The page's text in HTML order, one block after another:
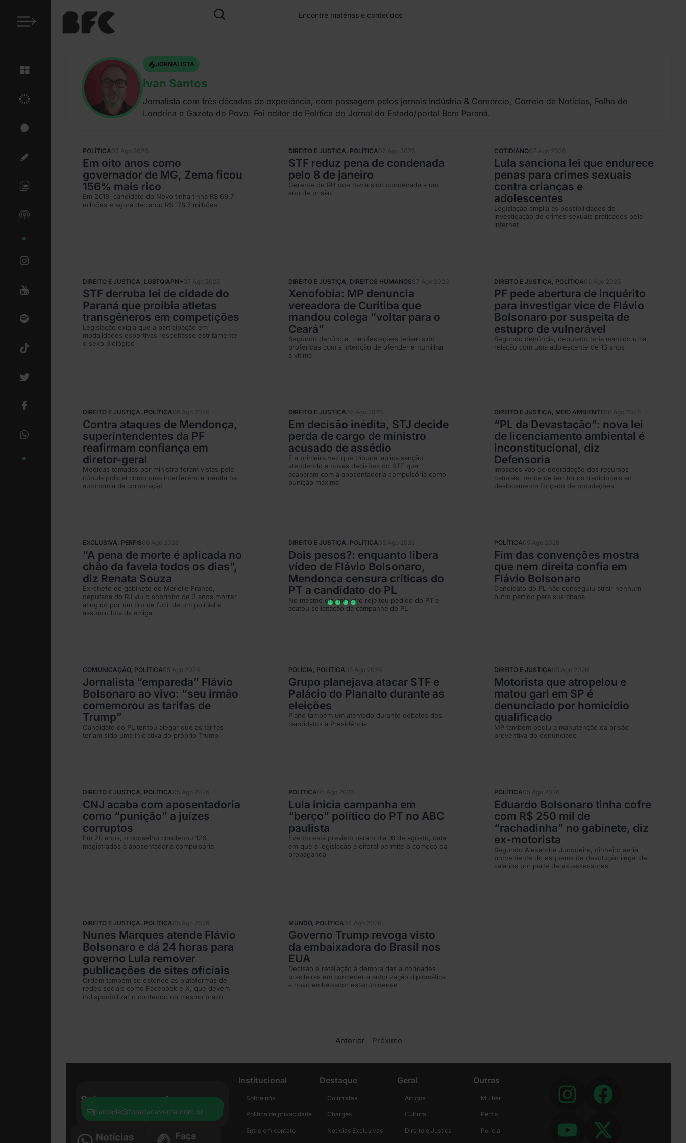
JORNALISTA
Ivan Santos
Jornalista com três décadas de experiência, com passagem pelos jornais Indústria & Comércio, Correio de Notícias, Folha de
Londrina e Gazeta do Povo. Foi editor de Política do Jornal do Estado/portal Bem Paraná.
POLÍTICA07 Ago 2026
Em oito anos como
governador de MG, Zema ficou
156% mais rico
Em 2018, candidato do Novo tinha tinha R$ 69,7
milhões e agora declarou R$ 178,7 milhões
DIREITO E JUSTIÇA, POLÍTICA07 Ago 2026
STF reduz pena de condenada
pelo 8 de janeiro
Gerente de RH que havia sido condenada a um
ano de prisão
COTIDIANO07 Ago 2026
Lula sanciona lei que endurece
penas para crimes sexuais
contra crianças e
adolescentes
Legislação amplia as possibilidades de
investigação de crimes sexuais praticados pela
internet
DIREITO E JUSTIÇA, LGBTQIAPN+07 Ago 2026
STF derruba lei de cidade do
Paraná que proibia atletas
transgêneros em competições
Legislação exigia que a participação em
modalidades esportivas respeitasse estritamente
o sexo biológico
DIREITO E JUSTIÇA, DIREITOS HUMANOS07 Ago 2026
Xenofobia: MP denuncia
vereadora de Curitiba que
mandou colega “voltar para o
Ceará”
Segundo denúncia, manifestações teriam sido
proferidas com a intenção de ofender e humilhar
a vítima
DIREITO E JUSTIÇA, POLÍTICA06 Ago 2026
PF pede abertura de inquérito
para investigar vice de Flávio
Bolsonaro por suspeita de
estupro de vulnerável
Segundo denúncia, deputado teria mantido uma
relação com uma adolescente de 13 anos
DIREITO E JUSTIÇA, POLÍTICA06 Ago 2026
Contra ataques de Mendonça,
superintendentes da PF
reafirmam confiança em
diretor-geral
Medidas tomadas por ministro foram vistas pela
cúpula policial como uma interferência inédita na
autonomia da corporação
DIREITO E JUSTIÇA06 Ago 2026
Em decisão inédita, STJ decide
perda de cargo de ministro
acusado de assédio
É a primeira vez que tribunal aplica sanção
atendendo a novas decisões do STF que
acabaram com a aposentadoria compulsória como
punição máxima
DIREITO E JUSTIÇA, MEIO AMBIENTE06 Ago 2026
“PL da Devastação”: nova lei
de licenciamento ambiental é
inconstitucional, diz
Defensoria
Impactos vão de degradação dos recursos
naturais, perda de territórios tradicionais ao
deslocamento forçado de populações
EXCLUSIVA, PERFIS06 Ago 2026
“A pena de morte é aplicada no
chão da favela todos os dias”,
diz Renata Souza
Ex-chefe de gabinete de Marielle Franco,
deputada do RJ viu o sobrinho de 3 anos morrer
atingido por um tiro de fuzil de um policial e
assumiu luta da amiga
DIREITO E JUSTIÇA, POLÍTICA05 Ago 2026
Dois pesos?: enquanto libera
vídeo de Flávio Bolsonaro,
Mendonça censura críticas do
PT a candidato do PL
No mesmo dia, ministro rejeitou pedido do PT e
acatou solicitação da campanha do PL
POLÍTICA05 Ago 2026
Fim das convenções mostra
que nem direita confia em
Flávio Bolsonaro
Candidato do PL não conseguiu atrair nenhum
outro partido para sua chapa
COMUNICAÇÃO, POLÍTICA05 Ago 2026
Jornalista “empareda” Flávio
Bolsonaro ao vivo: “seu irmão
comemorou as tarifas de
Trump”
Candidato do PL tentou alegar que as tarifas
teriam sido uma iniciativa do próprio Trump
POLÍCIA, POLÍTICA05 Ago 2026
Grupo planejava atacar STF e
Palácio do Planalto durante as
eleições
Plano também um atentado durante debates dos
candidatos à Presidência
DIREITO E JUSTIÇA05 Ago 2026
Motorista que atropelou e
matou gari em SP é
denunciado por homicídio
qualificado
MP também pediu a manutenção da prisão
preventiva do denunciado
DIREITO E JUSTIÇA, POLÍTICA05 Ago 2026
CNJ acaba com aposentadoria
como “punição” a juízes
corruptos
Em 20 anos, o conselho condenou 126
magistrados à aposentadoria compulsória
POLÍTICA05 Ago 2026
Lula inicia campanha em
“berço” político do PT no ABC
paulista
Evento está previsto para o dia 16 de agosto, data
em que a legislação eleitoral permite o começo da
propaganda
POLÍTICA05 Ago 2026
Eduardo Bolsonaro tinha cofre
com R$ 250 mil de
“rachadinha” no gabinete, diz
ex-motorista
Segundo Alexandre Junqueira, dinheiro seria
proveniente do esquema de devolução ilegal de
salários por parte de ex-assessores
DIREITO E JUSTIÇA, POLÍTICA05 Ago 2026
Nunes Marques atende Flávio
Bolsonaro e dá 24 horas para
governo Lula remover
publicações de sites oficiais
Ordem também se estende as plataformas de
redes sociais como Facebook e X, que devem
indisponibilizar o conteúdo no mesmo prazo
MUNDO, POLÍTICA04 Ago 2026
Governo Trump revoga visto
da embaixadora do Brasil nos
EUA
Decisão é retaliação à demora das autoridades
brasileiras em conceder a autorização diplomática
a novo embaixador estadunidense
Anterior Próximo
Seja nosso parceiro:
parceria@foradacaverna.com.br
Institucional
Sobre nós
Política de privacidade
Entre em contato
Destaque
Colunistas
Charges
Notícias Exclusivas
Geral
Artigos
Cultura
Direito e Justiça
Outras
Mulher
Perfis
Polícia